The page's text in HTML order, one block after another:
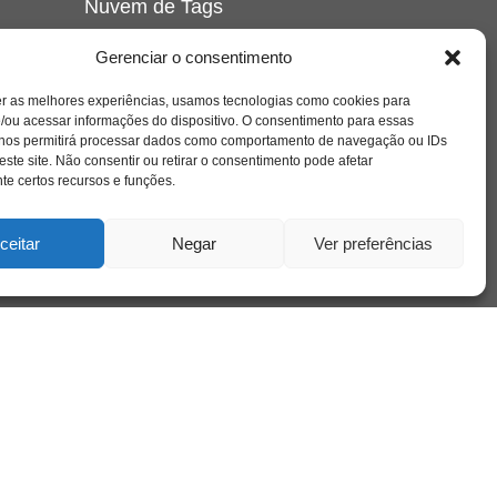
Gerenciar o consentimento
as melhores experiências, usamos tecnologias como cookies para
ou acessar informações do dispositivo. O consentimento para essas
permitirá processar dados como comportamento de navegação ou IDs
site. Não consentir ou retirar o consentimento pode afetar
certos recursos e funções.
Negar Ver preferências
Nuvem de Tags
crianca cuidado cultura depressao
educação família filme
freud infância insight jung liberdade livro
loucura luto maternidade
psicologia relato